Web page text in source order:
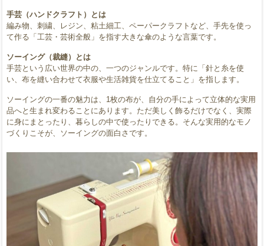
手芸（ハンドクラフト）とは
編み物、刺繍、レジン、粘土細工、ペーパークラフトなど、手先を使っ
て作る「工芸・芸術全般」を指す大きな傘のような言葉です。
ソーイング（裁縫）とは
手芸という広い世界の中の、一つのジャンルです。特に「針と糸を使
い、布を縫い合わせて衣服や生活雑貨を仕立てること」を指します。
ソーイングの一番の魅力は、1枚の布が、自分の手によって立体的な実用
品へと生まれ変わることにあります。ただ美しく飾るだけでなく、実際
に身にまとったり、暮らしの中で使ったりできる。そんな実用的なモノ
づくりこそが、ソーイングの面白さです。